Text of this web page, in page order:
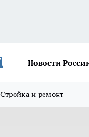
Новости
Стройка и ремонт